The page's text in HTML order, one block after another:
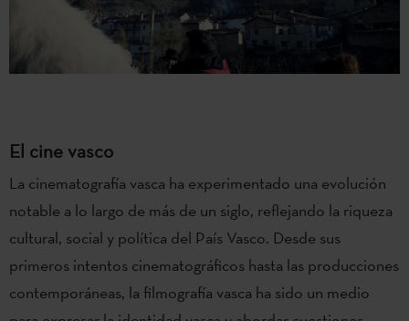
El cine vasco
La cinematografía vasca ha experimentado una evolución
notable a lo largo de más de un siglo, reflejando la riqueza
cultural, social y política del País Vasco. Desde sus
primeros intentos cinematográficos hasta las producciones
contemporáneas, la filmografía vasca ha sido un medio